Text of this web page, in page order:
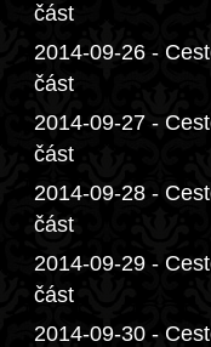
část
2014-09-26 -
část
2014-09-27 -
část
2014-09-28 -
část
2014-09-29 -
část
2014-09-30 -